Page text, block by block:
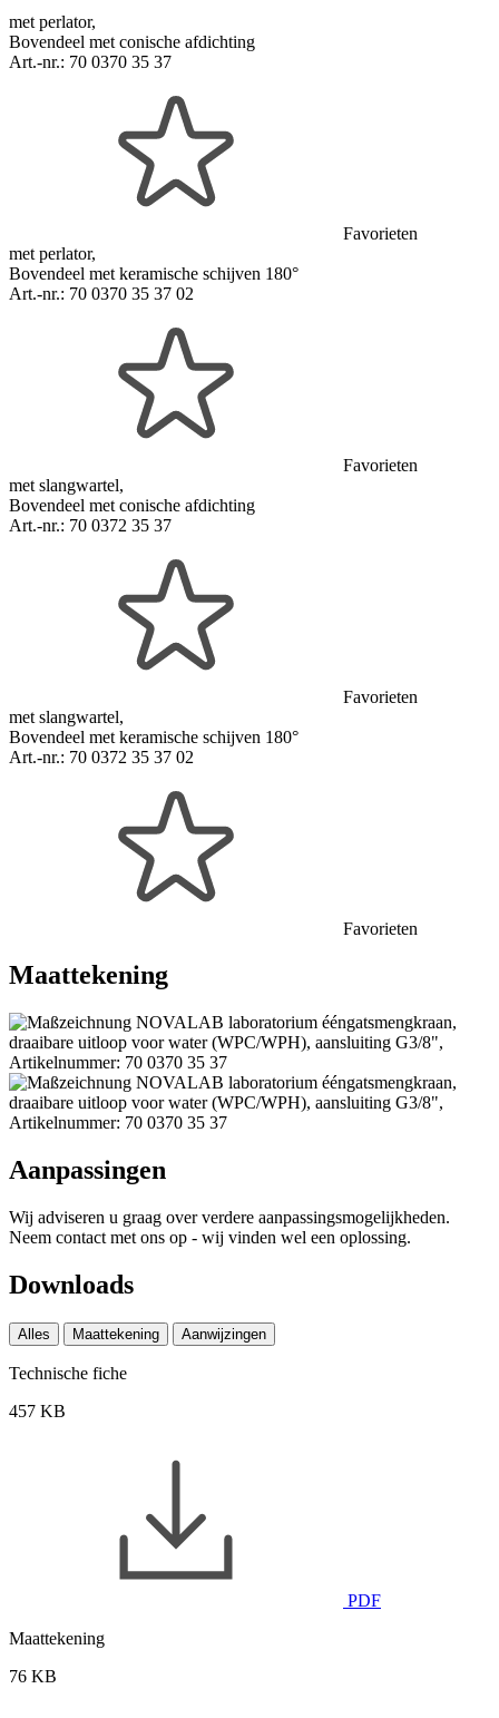
met perlator,
Bovendeel met conische afdichting
Art.-nr.: 70 0370 35 37
Favorieten
met perlator,
Bovendeel met keramische schijven 180°
Art.-nr.: 70 0370 35 37 02
Favorieten
met slangwartel,
Bovendeel met conische afdichting
Art.-nr.: 70 0372 35 37
Favorieten
met slangwartel,
Bovendeel met keramische schijven 180°
Art.-nr.: 70 0372 35 37 02
Favorieten
Maattekening
Aanpassingen
Wij adviseren u graag over verdere aanpassingsmogelijkheden.
Neem contact met ons op - wij vinden wel een oplossing.
Downloads
Alles Maattekening Aanwijzingen
Technische fiche
457 KB
PDF
Maattekening
76 KB